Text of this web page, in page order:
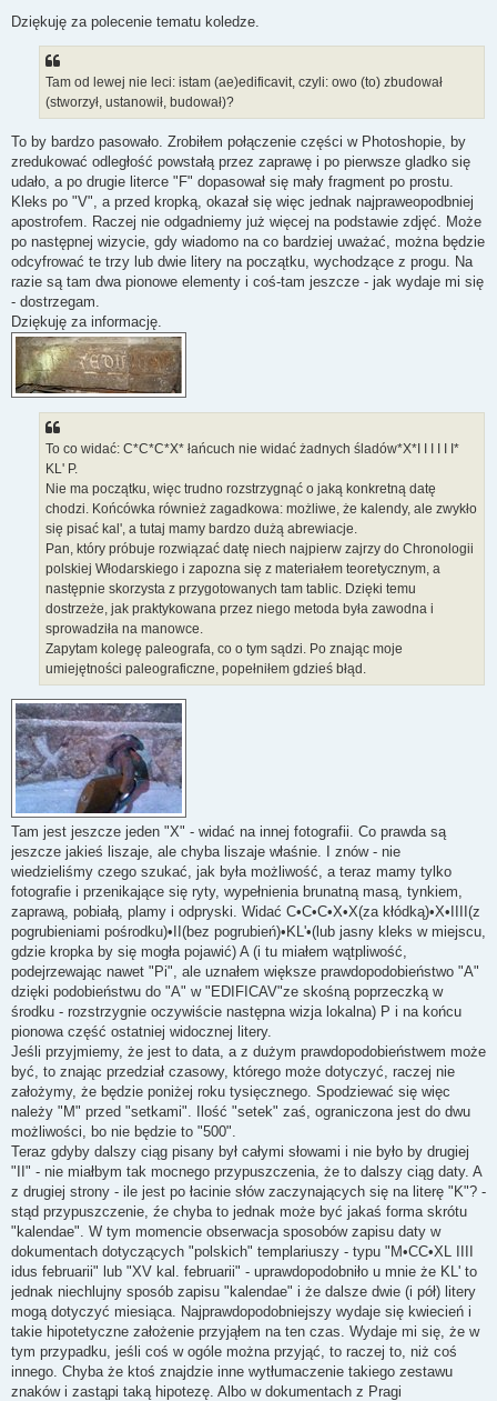
s
Dziękuję za polecenie tematu koledze.
Tam od lewej nie leci: istam (ae)edificavit, czyli: owo (to) zbudował
(stworzył, ustanowił, budował)?
To by bardzo pasowało. Zrobiłem połączenie części w Photoshopie, by
zredukować odległość powstałą przez zaprawę i po pierwsze gladko się
udało, a po drugie literce "F" dopasował się mały fragment po prostu.
Kleks po "V", a przed kropką, okazał się więc jednak najpraweopodbniej
apostrofem. Raczej nie odgadniemy już więcej na podstawie zdjęć. Może
po następnej wizycie, gdy wiadomo na co bardziej uważać, można będzie
odcyfrować te trzy lub dwie litery na początku, wychodzące z progu. Na
razie są tam dwa pionowe elementy i coś-tam jeszcze - jak wydaje mi się
- dostrzegam.
Dziękuję za informację.
To co widać: C*C*C*X* łańcuch nie widać żadnych śladów*X*I I I I I I*
KL' P.
Nie ma początku, więc trudno rozstrzygnąć o jaką konkretną datę
chodzi. Końcówka również zagadkowa: możliwe, że kalendy, ale zwykło
się pisać kal', a tutaj mamy bardzo dużą abrewiacje.
Pan, który próbuje rozwiązać datę niech najpierw zajrzy do Chronologii
polskiej Włodarskiego i zapozna się z materiałem teoretycznym, a
następnie skorzysta z przygotowanych tam tablic. Dzięki temu
dostrzeże, jak praktykowana przez niego metoda była zawodna i
sprowadziła na manowce.
Zapytam kolegę paleografa, co o tym sądzi. Po znając moje
umiejętności paleograficzne, popełniłem gdzieś błąd.
Tam jest jeszcze jeden "X" - widać na innej fotografii. Co prawda są
jeszcze jakieś liszaje, ale chyba liszaje właśnie. I znów - nie
wiedzieliśmy czego szukać, jak była możliwość, a teraz mamy tylko
fotografie i przenikające się ryty, wypełnienia brunatną masą, tynkiem,
zaprawą, pobiałą, plamy i odpryski. Widać C•C•C•X•X(za kłódką)•X•IIII(z
pogrubieniami pośrodku)•II(bez pogrubień)•KL'•(lub jasny kleks w miejscu,
gdzie kropka by się mogła pojawić) A (i tu miałem wątpliwość,
podejrzewając nawet "Pi", ale uznałem większe prawdopodobieństwo "A"
dzięki podobieństwu do "A" w "EDIFICAV"ze skośną poprzeczką w
środku - rozstrzygnie oczywiście następna wizja lokalna) P i na końcu
pionowa część ostatniej widocznej litery.
Jeśli przyjmiemy, że jest to data, a z dużym prawdopodobieństwem może
być, to znając przedział czasowy, którego może dotyczyć, raczej nie
założymy, że będzie poniżej roku tysięcznego. Spodziewać się więc
należy "M" przed "setkami". Ilość "setek" zaś, ograniczona jest do dwu
możliwości, bo nie będzie to "500".
Teraz gdyby dalszy ciąg pisany był całymi słowami i nie było by drugiej
"II" - nie miałbym tak mocnego przypuszczenia, że to dalszy ciąg daty. A
z drugiej strony - ile jest po łacinie słów zaczynających się na literę "K"? -
stąd przypuszczenie, źe chyba to jednak może być jakaś forma skrótu
"kalendae". W tym momencie obserwacja sposobów zapisu daty w
dokumentach dotyczących "polskich" templariuszy - typu "M•CC•XL IIII
idus februarii" lub "XV kal. februarii" - uprawdopodobniło u mnie że KL' to
jednak niechlujny sposób zapisu "kalendae" i że dalsze dwie (i pół) litery
mogą dotyczyć miesiąca. Najprawdopodobniejszy wydaje się kwiecień i
takie hipotetyczne założenie przyjąłem na ten czas. Wydaje mi się, że w
tym przypadku, jeśli coś w ogóle można przyjąć, to raczej to, niż coś
innego. Chyba że ktoś znajdzie inne wytłumaczenie takiego zestawu
znaków i zastąpi taką hipotezę. Albo w dokumentach z Pragi